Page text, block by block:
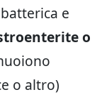
e
o
o altro)